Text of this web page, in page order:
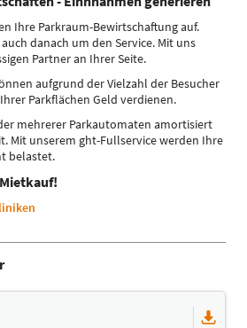
Ihre Parkraum-Bewirtschaftung auf.
danach um den Service. Mit uns
Partner an Ihrer Seite.
aufgrund der Vielzahl der Besucher
Parkflächen Geld verdienen.
mehrerer Parkautomaten amortisiert
Mit unserem ght-Fullservice werden Ihre
belastet.